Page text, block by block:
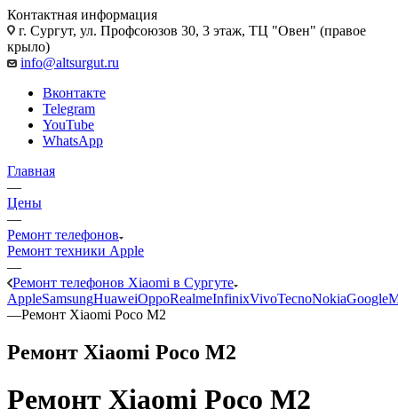
Контактная информация
г. Сургут, ул. Профсоюзов 30, 3 этаж, ТЦ "Овен" (правое
крыло)
info@altsurgut.ru
Вконтакте
Telegram
YouTube
WhatsApp
Главная
—
Цены
—
Ремонт телефонов
Ремонт техники Apple
—
Ремонт телефонов Xiaomi в Сургуте
AppleSamsungHuaweiOppoRealmeInfinixVivoTecnoNokiaGoogle
—Ремонт Xiaomi Poco M2
Ремонт Xiaomi Poco M2
Ремонт Xiaomi Poco M2